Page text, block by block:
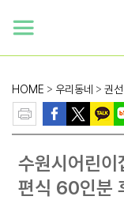
HOME > 우리동네 > 권
수원시어린
편식 60인분